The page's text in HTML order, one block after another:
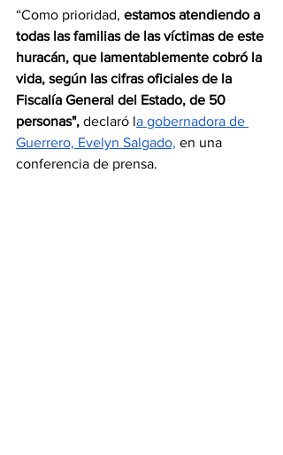
“Como prioridad, estamos atendiendo a
todas las familias de las víctimas de este
huracán, que lamentablemente cobró la
vida, según las cifras oficiales de la
Fiscalía General del Estado, de 50
personas", declaró la gobernadora de
Guerrero, Evelyn Salgado, en una
conferencia de prensa.